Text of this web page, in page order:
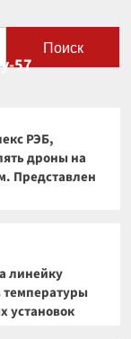
Поиск
57
РЭБ,
дроны на
Представлен
линейку
температуры
установок